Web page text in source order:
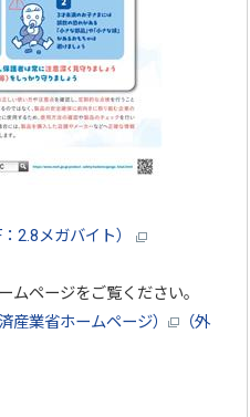
：2.8メガバイト）
ムページをご覧ください。
産業省ホームページ）
（外